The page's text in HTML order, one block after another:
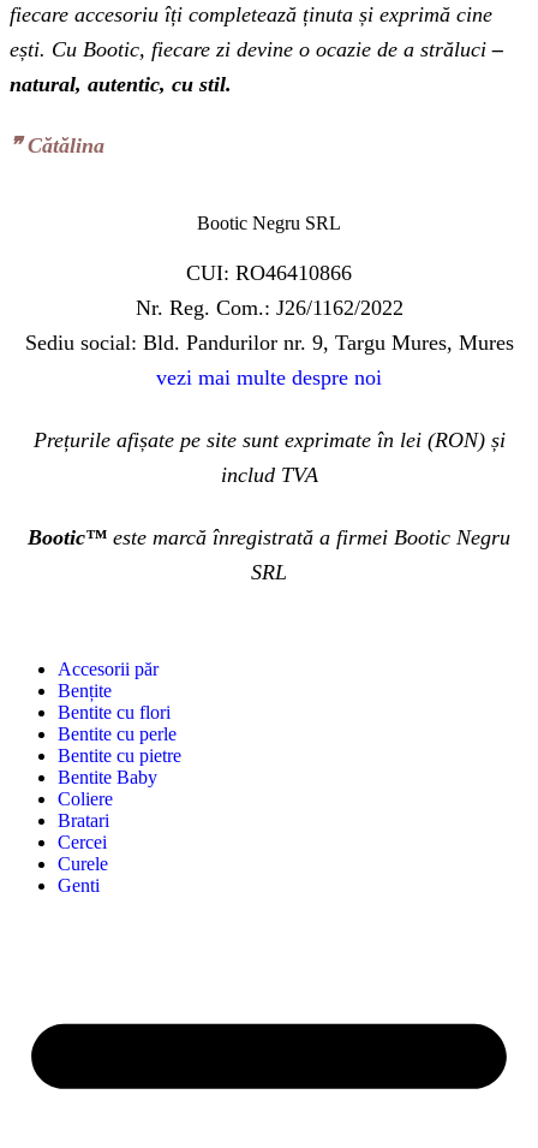
fiecare accesoriu îți completează ținuta și exprimă cine
ești. Cu Bootic, fiecare zi devine o ocazie de a străluci –
natural, autentic, cu stil.
❞‬ Cătălina
Bootic Negru SRL
CUI: RO46410866
Nr. Reg. Com.: J26/1162/2022
Sediu social: Bld. Pandurilor nr. 9, Targu Mures, Mures
vezi mai multe despre noi
Prețurile afișate pe site sunt exprimate în lei (RON) și
includ TVA
Bootic™ este marcă înregistrată a firmei Bootic Negru
SRL
Accesorii păr
Bențite
Bentite cu flori
Bentite cu perle
Bentite cu pietre
Bentite Baby
Coliere
Bratari
Cercei
Curele
Genti